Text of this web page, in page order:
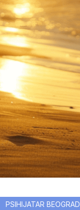
PSIHIJATAR BEOGRAD